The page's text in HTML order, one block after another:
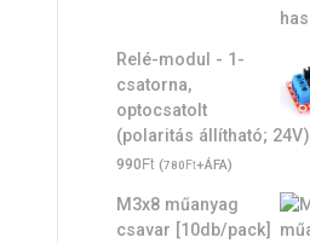
Relé-modul - 1-
csatorna,
optocsatolt
(polaritás állítható; 24V)
990Ft (780Ft+ÁFA)
M3x8 műanyag
csavar [10db/pack]